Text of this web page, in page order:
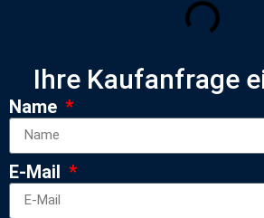
Ihre Kaufanfrage
Name
E-Mail